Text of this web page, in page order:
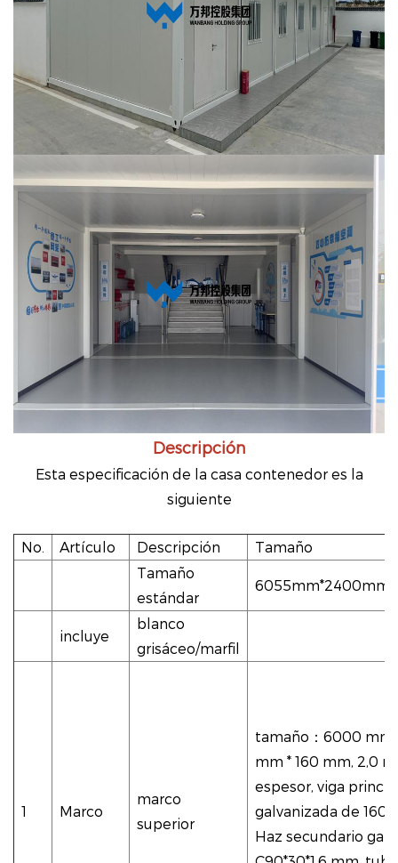
Descripción
Esta especificación de la casa contenedor es la
siguiente
No. Artículo Descripción
Tamaño
Tamaño
estándar
incluye
blanco
grisáceo/marfil
1 Marco
marco
superior
tamaño ： 6000 mm
mm * 160 mm, 2,0
espesor, viga
galvanizada de 160
Haz secundario